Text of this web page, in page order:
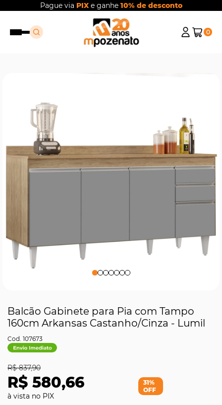
Pague via PIXe ganhe 10% de desconto
0
Balcão Gabinete para Pia com Tampo
160cm Arkansas Castanho/Cinza - Lumil
107673
R$ 580,66
R$ 837,90
31%
OFF